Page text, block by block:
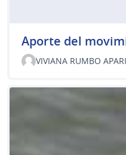
Aporte del
VIVIANA RUMBO